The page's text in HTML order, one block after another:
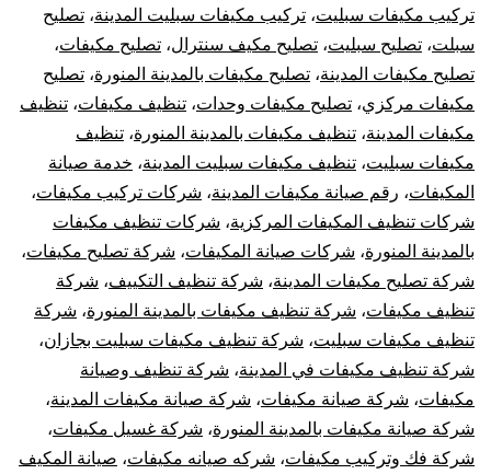
تركيب مكيفات سبليت، تركيب مكيفات سبليت المدينة، تصليح
سبلت، تصليح سبليت، تصليح مكيف سنترال، تصليح مكيفات،
تصليح مكيفات المدينة، تصليح مكيفات بالمدينة المنورة، تصليح
مكيفات مركزي، تصليح مكيفات وحدات، تنظيف مكيفات، تنظيف
مكيفات المدينة، تنظيف مكيفات بالمدينة المنورة، تنظيف
مكيفات سبليت، تنظيف مكيفات سبليت المدينة، خدمة صيانة
المكيفات، رقم صيانة مكيفات المدينة، شركات تركيب مكيفات،
شركات تنظيف المكيفات المركزية، شركات تنظيف مكيفات
بالمدينة المنورة، شركات صيانة المكيفات، شركة تصليح مكيفات،
شركة تصليح مكيفات المدينة، شركة تنظيف التكييف، شركة
تنظيف مكيفات، شركة تنظيف مكيفات بالمدينة المنورة، شركة
تنظيف مكيفات سبليت، شركة تنظيف مكيفات سبليت بجازان،
شركة تنظيف مكيفات في المدينة، شركة تنظيف وصيانة
مكيفات، شركة صيانة مكيفات، شركة صيانة مكيفات المدينة،
شركة صيانة مكيفات بالمدينة المنورة، شركة غسيل مكيفات،
شركة فك وتركيب مكيفات، شركه صيانه مكيفات، صيانة المكيف